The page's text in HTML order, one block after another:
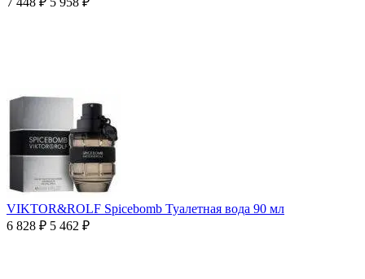
VIKTOR&ROLF Spicebomb Туалетная вода 90 мл
6 828 ₽ 5 462 ₽